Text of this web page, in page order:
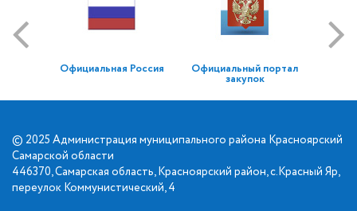
Официальная Россия Официальный портал
закупок
© 2025 Администрация муниципального района Красноярский
Самарской области
446370, Самарская область, Красноярский район, с.Красный Яр,
переулок Коммунистический, 4